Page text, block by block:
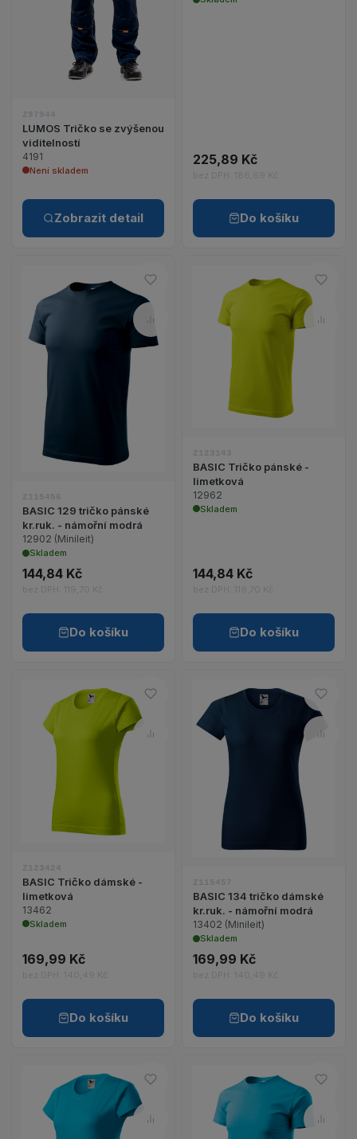
Z97944
LUMOS Tričko se zvýšenou
viditelností
4191
Není skladem
Zobrazit detail
225,89 Kč
bez DPH: 186,69 Kč
Do košíku
Do oblíbených – BASIC 129
Porovnat – BASIC 129 tričko
Zobrazit detail produktu BASIC 129 tričko pánské
Z115456
BASIC 129 tričko pánské
kr.ruk. - námořní modrá
12902 (Minileit)
Skladem
144,84 Kč
bez DPH: 119,70 Kč
Do košíku
Do
Zobrazit detail
Z123143
BASIC Tričko pánské -
limetková
12962
Skladem
144,84 Kč
bez DPH: 119,70 Kč
Do košíku
Do oblíbených – BASIC Tričko
Porovnat – BASIC Tričko
Z123424
BASIC Tričko dámské -
limetková
13462
Skladem
169,99 Kč
bez DPH: 140,49 Kč
Do košíku
Do
Zobrazit detail
Z115457
BASIC 134 tričko dámské
kr.ruk. - námořní modrá
13402 (Minileit)
Skladem
169,99 Kč
bez DPH: 140,49 Kč
Do košíku
Do oblíbených – BASIC 134
Porovnat – BASIC 134 tričko
Do